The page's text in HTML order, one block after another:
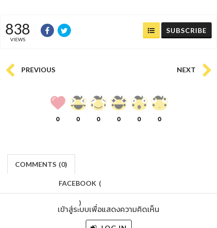
838
VIEWS
SUBSCRIBE
PREVIOUS NEXT
0 0 0 0 0 0
COMMENTS (0)
FACEBOOK (
)
เข้าสู่ระบบเพื่อแสดงความคิดเห็น